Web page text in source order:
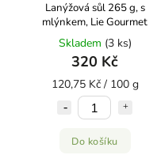
Lanýžová sůl 265 g, s
mlýnkem, Lie Gourmet
Skladem (3 ks)
320 Kč
120,75 Kč / 100 g
Do košíku